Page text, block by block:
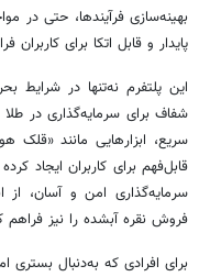
بهینه‌سازی فرآیندها، حتی در
پایدار و قابل اتکا برای کاربران
این پلتفرم نه‌تنها در شرایط
شفاف برای سرمایه‌گذاری در
سریع، ابزارهایی مانند
قابل‌فهم برای کاربران ایجاد
سرمایه‌گذاری امن و آسان، از
فروش نقره آبشده را نیز
برای افرادی که به‌دنبال بستری